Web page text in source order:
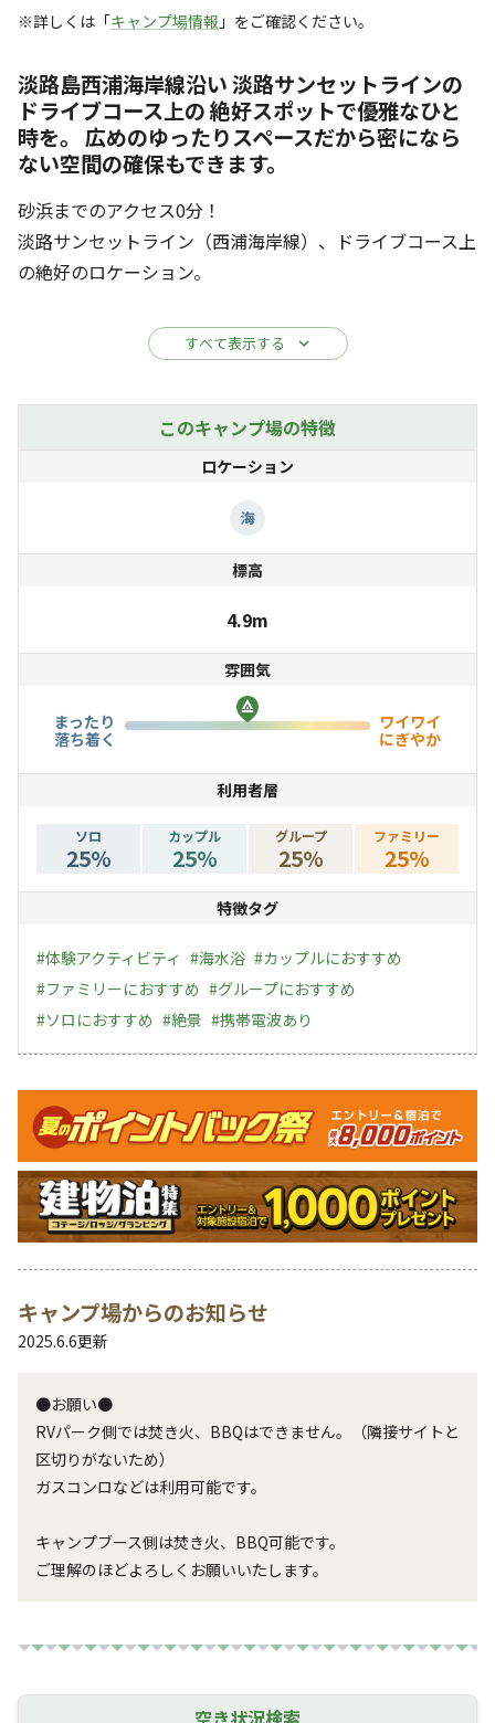
※詳しくは「キャンプ場情報 」をご確認ください。
淡路島西浦海岸線沿い 淡路サンセットラインの
ドライブコース上の 絶好スポットで優雅なひと
時を。 広めのゆったりスペースだから密になら
ない空間の確保もできます。
砂浜までのアクセス0分！
淡路サンセットライン（西浦海岸線）、ドライブコース上
の絶好のロケーション。
目の前に広がる播磨灘、遠く小豆島の向こうに、海も空も
真っ赤に染めながら
広めのゆったりスペースでソーシャルディスタンスをたっ
淡路の海風の中で深呼吸して、疲れた心に贅沢なご褒美を
ぜひ。
すべて表示する
このキャンプ場の特徴
ロケーション
海
標高
4.9m
雰囲気
まったり
落ち着く
ワイワイ
にぎやか
利用者層
ソロ
25%
カップル
25%
グループ
25%
ファミリー
25%
特徴タグ
#体験アクティビティ #海水浴 #カップルにおすすめ
#ファミリーにおすすめ #グループにおすすめ
#ソロにおすすめ #絶景 #携帯電波あり
キャンペーン
キャンプ場からのお知らせ
2025.6.6更新
●お願い●
RVパーク側では焚き火、BBQはできません。（隣接サイトと
区切りがないため）
ガスコンロなどは利用可能です。
キャンプブース側は焚き火、BBQ可能です。
空き状況検索